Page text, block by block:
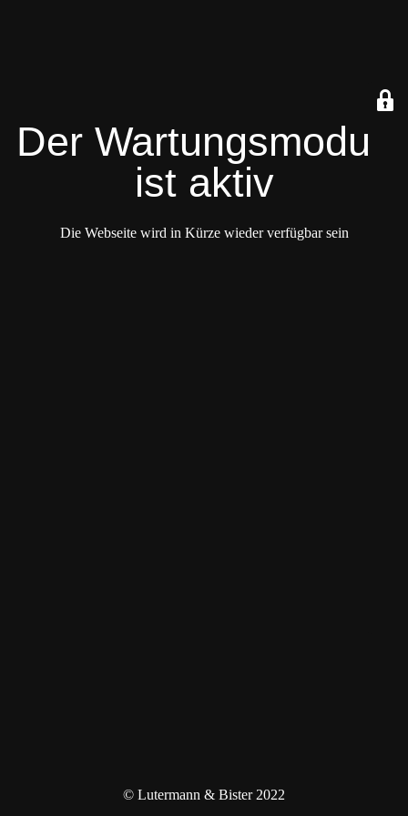
Der Wartungsmodus
ist aktiv
Die Webseite wird in Kürze wieder verfügbar sein
© Lutermann & Bister 2022